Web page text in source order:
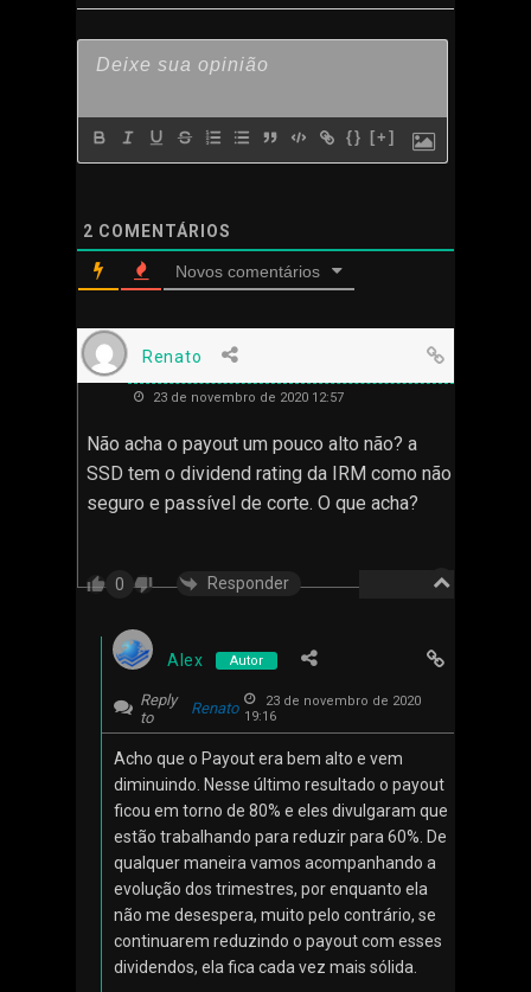
{} [+]
2 COMENTÁRIOS
Novos comentários
Renato
23 de novembro de 2020 12:57
Não acha o payout um pouco alto não? a
SSD tem o dividend rating da IRM como não
seguro e passível de corte. O que acha?
0 Responder
Alex Autor
Reply
to
Renato
23 de novembro de 2020
19:16
Acho que o Payout era bem alto e vem
diminuindo. Nesse último resultado o payout
ficou em torno de 80% e eles divulgaram que
estão trabalhando para reduzir para 60%. De
qualquer maneira vamos acompanhando a
evolução dos trimestres, por enquanto ela
não me desespera, muito pelo contrário, se
continuarem reduzindo o payout com esses
dividendos, ela fica cada vez mais sólida.